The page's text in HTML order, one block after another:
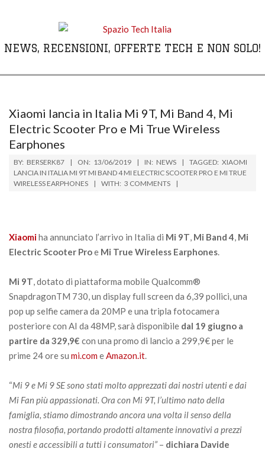
NEWS, RECENSIONI, OFFERTE TECH E NON SOLO!
Menu
Xiaomi lancia in Italia Mi 9T, Mi Band 4, Mi
Electric Scooter Pro e Mi True Wireless
Earphones
BY: BERSERK87 ON: 13/06/2019 IN: NEWS TAGGED: XIAOMI
LANCIA IN ITALIA MI 9T MI BAND 4 MI ELECTRIC SCOOTER PRO E MI TRUE
WIRELESS EARPHONES
WITH: 3 COMMENTS
Xiaomiha annunciato l’arrivo in Italia di Mi 9T, Mi Band 4, Mi
Electric Scooter Proe Mi True Wireless Earphones.
Mi 9T, dotato di piattaforma mobile Qualcomm®
SnapdragonTM 730, un display full screen da 6,39 pollici, una
pop up selfie camera da 20MP e una tripla fotocamera
posteriore con AI da 48MP, sarà disponibile dal 19 giugno a
partire da 329,9€ con una promo di lancio a 299,9€ per le
prime 24 ore su mi.comeAmazon.it.
“Mi 9 e Mi 9 SE sono stati molto apprezzati dai nostri utenti e dai
Mi Fan più appassionati. Ora con Mi 9T, l’ultimo nato della
famiglia, stiamo dimostrando ancora una volta il senso della
nostra filosofia, portando prodotti altamente innovativi a prezzi
onesti e accessibili a tutti i consumatori”– dichiara Davide